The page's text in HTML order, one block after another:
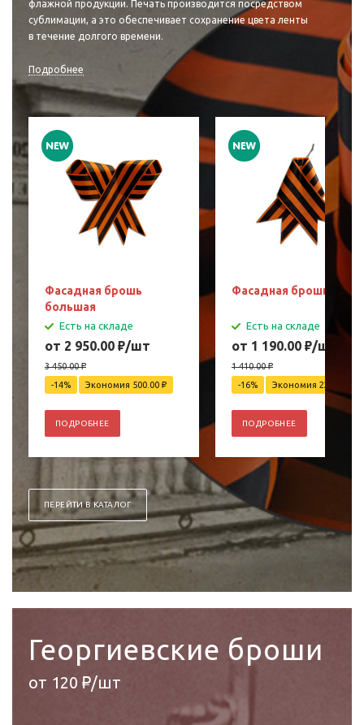
флажной продукции. Печать производится посредством
сублимации, а это обеспечивает сохранение цвета ленты
в течение долгого времени.
Подробнее
Фасадная брошь
большая
Есть на складе
от 2 950.00 ₽/шт
3 450.00₽
-14%
Экономия 500.00 ₽
ПОДРОБНЕЕ
Фасадная брошь
Есть на складе
от 1 190.00 ₽/шт
1 410.00₽
-16%
Экономия 220.00
ПОДРОБНЕЕ
ПЕРЕЙТИ В КАТАЛОГ
Георгиевские броши
от 120 ₽/шт